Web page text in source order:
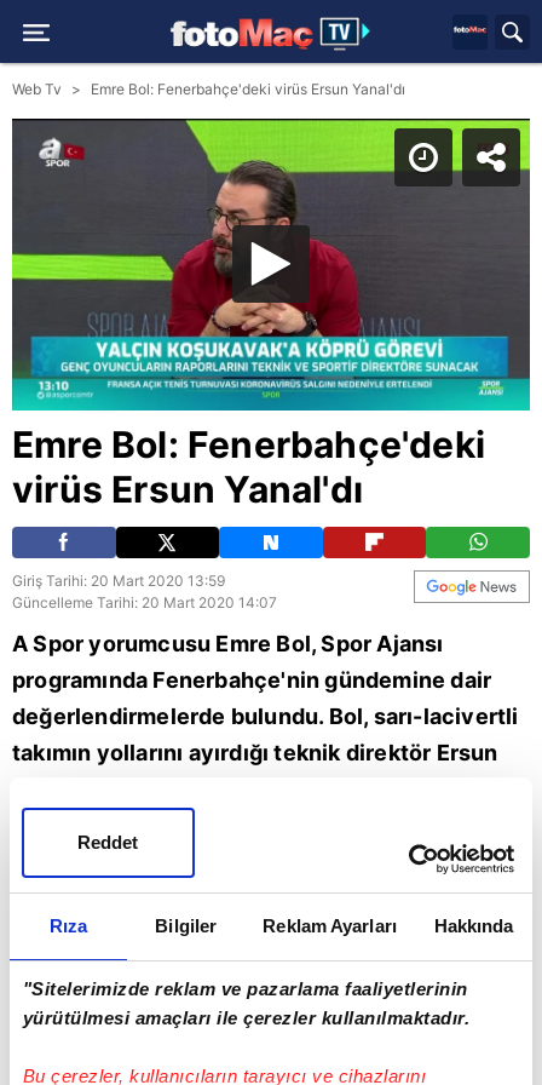
Rıza Bilgiler Reklam Ayarları Hakkında
"Sitelerimizde reklam ve pazarlama faaliyetlerinin
yürütülmesi amaçları ile çerezler kullanılmaktadır.
Bu çerezler, kullanıcıların tarayıcı ve cihazlarını
Reddet
Web Tv Emre Bol: Fenerbahçe'deki virüs Ersun Yanal'dı
Emre Bol: Fenerbahçe'deki
virüs Ersun Yanal'dı
Giriş Tarihi: 20 Mart 2020 13:59
Güncelleme Tarihi: 20 Mart 2020 14:07
A Spor yorumcusu Emre Bol, Spor Ajansı
programında Fenerbahçe'nin gündemine dair
değerlendirmelerde bulundu. Bol, sarı-lacivertli
takımın yollarını ayırdığı teknik direktör Ersun
bir deneme yanılma yöntemiyle yanıldığını
anlayıp Ersun Yanal'ı yolladı." ifadelerini
kullandı.
Fenerbahçe Spor